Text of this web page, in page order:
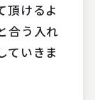
頂けるよ
合う入れ
ていきま